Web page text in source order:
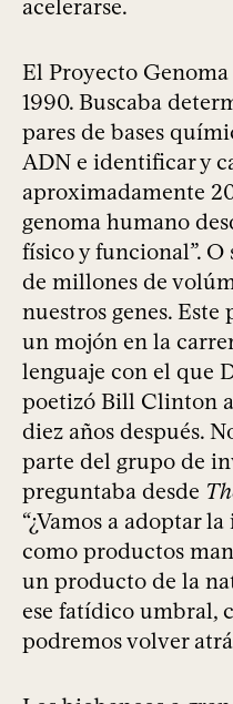
acelerarse.
El Proyecto
1990. Buscaba
pares de bases
ADN e identificar y
aproximadamente
genoma humano
físico y funcional”.
de millones de
nuestros genes.
un mojón en la
lenguaje con el que
poetizó Bill Clinton
diez años después.
parte del grupo de
preguntaba desde
“¿Vamos a adoptar
como productos
un producto de la
ese fatídico umbral,
podremos volver